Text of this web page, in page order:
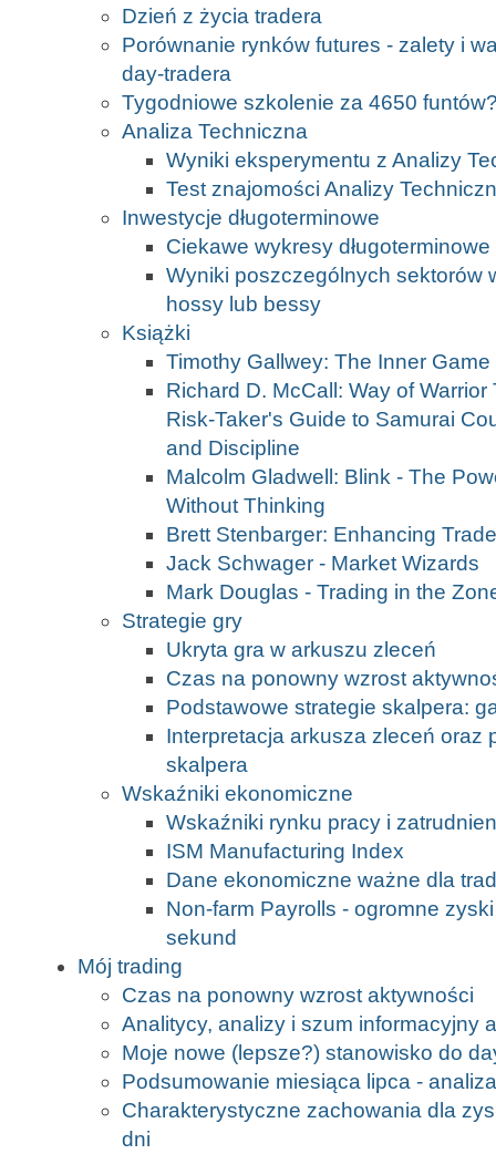
Dzień z życia tradera
Porównanie rynków futures - zalety i
day-tradera
Tygodniowe szkolenie za 4650
Analiza Techniczna
Wyniki eksperymentu z Analizy
Test znajomości Analizy
Inwestycje długoterminowe
Ciekawe wykresy długoterminowe
Wyniki poszczególnych sektorów
hossy lub bessy
Książki
Timothy Gallwey: The Inner Game
Richard D. McCall: Way of
Risk-Taker's Guide to Samurai
and Discipline
Malcolm Gladwell: Blink - The
Without Thinking
Brett Stenbarger: Enhancing
Jack Schwager - Market Wizards
Mark Douglas - Trading in the
Strategie gry
Ukryta gra w arkuszu zleceń
Czas na ponowny wzrost
Podstawowe strategie skalpera:
Interpretacja arkusza zleceń oraz
skalpera
Wskaźniki ekonomiczne
Wskaźniki rynku pracy i
ISM Manufacturing Index
Dane ekonomiczne ważne dla
Non-farm Payrolls - ogromne
sekund
Mój trading
Czas na ponowny wzrost aktywności
Analitycy, analizy i szum informacyjny
Moje nowe (lepsze?) stanowisko do
Podsumowanie miesiąca lipca -
Charakterystyczne zachowania dla
dni